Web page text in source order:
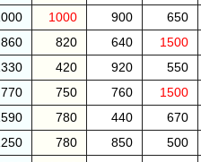
1000 900 650
860 820 640 1500
420 920 550
770 750 760 1500
780 440 670
780 850 500